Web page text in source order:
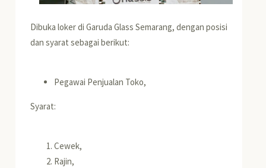
Dibuka loker di Garuda Glass Semarang, dengan posisi
dan syarat sebagai berikut:
Pegawai Penjualan Toko,
Syarat:
Cewek,
Rajin,